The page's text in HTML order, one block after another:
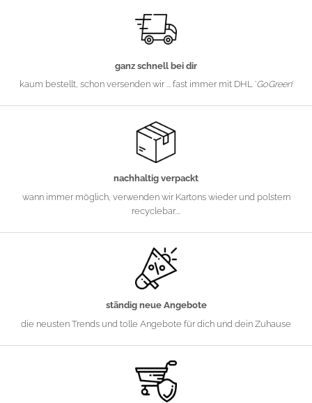
ganz schnell bei dir
kaum bestellt, schon versenden wir ... fast immer mit DHL 'GoGreen'
nachhaltig verpackt
wann immer möglich, verwenden wir Kartons wieder und polstern
recyclebar....
ständig neue Angebote
die neusten Trends und tolle Angebote für dich und dein Zuhause